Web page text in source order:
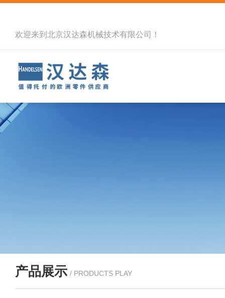
欢迎来到北京汉达森机械技术有限公司！
产品展示 / PRODUCTS PLAY